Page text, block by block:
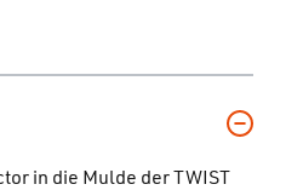
in die Mulde der TWIST